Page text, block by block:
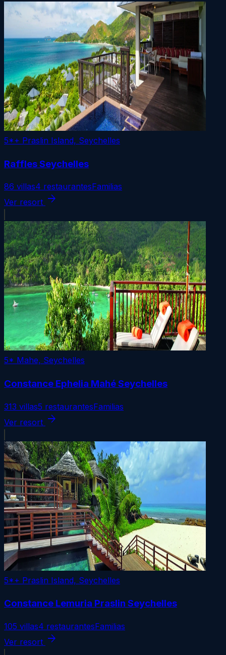
5*+ Praslin Island, Seychelles
Raffles Seychelles
86 villas4 restaurantesFamilias
Ver resort arrow_forward
5* Mahe, Seychelles
Constance Ephelia Mahé Seychelles
313 villas5 restaurantesFamilias
Ver resort arrow_forward
5*+ Praslin Island, Seychelles
Constance Lemuria Praslin Seychelles
105 villas4 restaurantesFamilias
Ver resort arrow_forward